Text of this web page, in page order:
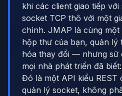
khi các client giao tiếp
socket TCP thô với một
chỉnh. JMAP là cùng
hộp thư của bạn, quản lý
hóa thay đổi — nhưng sử
mọi nhà phát triển đã
Đó là một API kiểu REST
quản lý socket, không